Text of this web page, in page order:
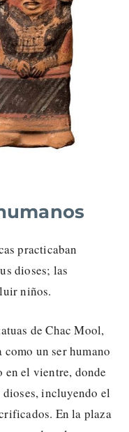
practicaban
dioses; las
niños.
de Chac Mool,
como un ser humano
en el vientre, donde
incluyendo el
En la plaza